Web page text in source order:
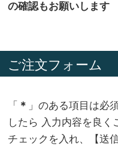
の確認もお願いします
ご注文フォーム
「 ＊ 」のある項目は必
したら 入力内容を良く
チェックを入れ、【送